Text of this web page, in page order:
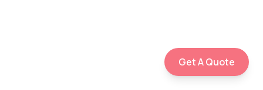
Get A Quote